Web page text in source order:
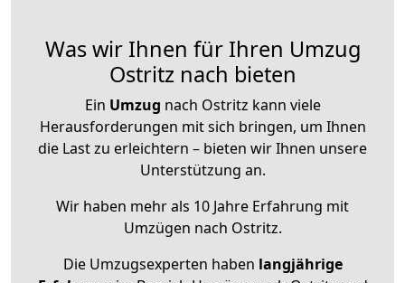
Was wir Ihnen für Ihren Umzug
Ostritz nach bieten
Ein Umzug nach Ostritz kann viele
Herausforderungen mit sich bringen, um Ihnen
die Last zu erleichtern – bieten wir Ihnen unsere
Unterstützung an.
Wir haben mehr als 10 Jahre Erfahrung mit
Umzügen nach Ostritz.
Die Umzugsexperten haben langjährige